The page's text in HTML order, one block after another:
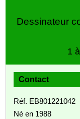
Dessinateur
1
Contact
Réf. EB801221042
Né en 1988